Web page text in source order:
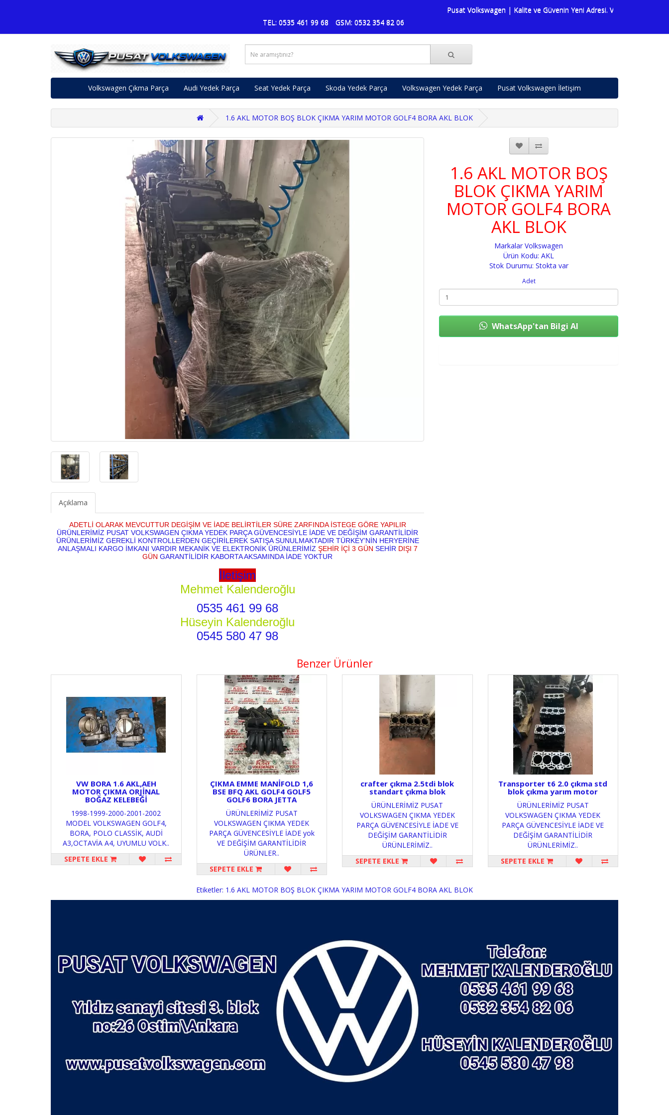
Pusat Volkswagen | Kalite ve Güvenin Yeni Adresi. Volkswagen dünyasına
TEL: 0535 461 99 68
GSM: 0532 354 82 06
Volkswagen Çıkma Parça Audi Yedek Parça Seat Yedek Parça Skoda Yedek Parça Volkswagen Yedek Parça Pusat Volkswagen İletişim
1.6 AKL MOTOR BOŞ BLOK ÇIKMA YARIM MOTOR GOLF4 BORA AKL BLOK
Açıklama
ADETLİ OLARAK MEVCUTTUR DEGİŞİM VE İADE BELİRTİLER SÜRE ZARFINDA İSTEGE GÖRE YAPILIR
ÜRÜNLERİMİZ PUSAT VOLKSWAGEN ÇIKMA YEDEK PARÇA GÜVENCESİYLE İADE VE DEĞİŞİM GARANTİLİDİR
ÜRÜNLERİMİZ GEREKLİ KONTROLLERDEN GEÇİRİLEREK SATIŞA SUNULMAKTADIR TÜRKEY’NİN HERYERİNE
ANLAŞMALI KARGO İMKANI VARDIR MEKANİK VE ELEKTRONİK ÜRÜNLERİMİZ ŞEHİR İÇİ 3 GÜN SEHİR DIŞI 7
GÜN GARANTİLİDİR KABORTA AKSAMINDA İADE YOKTUR
İletişim
Mehmet Kalenderoğlu
0535 461 99 68
Hüseyin Kalenderoğlu
0545 580 47 98
1.6 AKL MOTOR BOŞ
BLOK ÇIKMA YARIM
MOTOR GOLF4 BORA
AKL BLOK
Markalar Volkswagen
Ürün Kodu: AKL
Stok Durumu: Stokta var
Adet
WhatsApp'tan Bilgi Al
Benzer Ürünler
VW BORA 1.6 AKL,AEH
MOTOR ÇIKMA ORJİNAL
BOĞAZ KELEBEĞİ
1998-1999-2000-2001-2002
MODEL VOLKSWAGEN GOLF4,
BORA, POLO CLASSİK, AUDİ
A3,OCTAVİA A4, UYUMLU VOLK..
SEPETE EKLE
ÇIKMA EMME MANİFOLD 1,6
BSE BFQ AKL GOLF4 GOLF5
GOLF6 BORA JETTA
ÜRÜNLERİMİZ PUSAT
VOLKSWAGEN ÇIKMA YEDEK
PARÇA GÜVENCESİYLE İADE yok
VE DEĞİŞİM GARANTİLİDİR
ÜRÜNLER..
SEPETE EKLE
crafter çıkma 2.5tdi blok
standart çıkma blok
ÜRÜNLERİMİZ PUSAT
VOLKSWAGEN ÇIKMA YEDEK
PARÇA GÜVENCESİYLE İADE VE
DEĞİŞİM GARANTİLİDİR
ÜRÜNLERİMİZ..
SEPETE EKLE
Transporter t6 2.0 çıkma std
blok çıkma yarım motor
ÜRÜNLERİMİZ PUSAT
VOLKSWAGEN ÇIKMA YEDEK
PARÇA GÜVENCESİYLE İADE VE
DEĞİŞİM GARANTİLİDİR
ÜRÜNLERİMİZ..
SEPETE EKLE
Etiketler: 1.6 AKL MOTOR BOŞ BLOK ÇIKMA YARIM MOTOR GOLF4 BORA AKL BLOK